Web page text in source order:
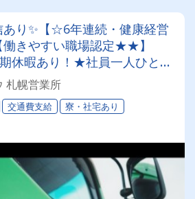
り✨【☆6年連続・健康経営
きやすい職場認定★★】
休暇あり！★社員一人ひとり
年設立の安定企業！＜未経験
イバー＞
札幌営業所
交通費支給
寮・社宅あり